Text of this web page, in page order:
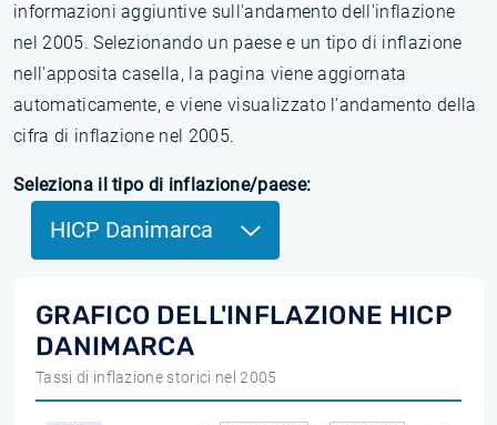
informazioni aggiuntive sull'andamento dell'inflazione
nel 2005. Selezionando un paese e un tipo di inflazione
nell'apposita casella, la pagina viene aggiornata
automaticamente, e viene visualizzato l'andamento della
cifra di inflazione nel 2005.
Seleziona il tipo di inflazione/paese:
HICP Danimarca
GRAFICO DELL'INFLAZIONE HICP
DANIMARCA
Tassi di inflazione storici nel 2005